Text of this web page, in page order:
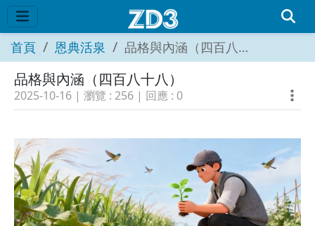
首頁 恩典活泉 品格與內涵（四百八十八）
品格與內涵（四百八十八）
2025-10-16 | 瀏覽 : 256 | 回應 : 0